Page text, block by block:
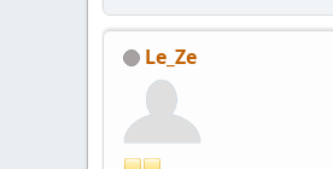
Le_Ze